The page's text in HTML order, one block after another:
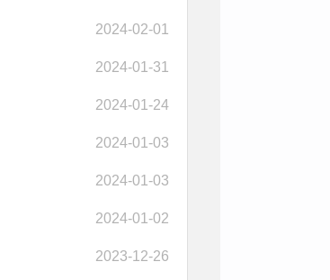
2024-02-01
2024-01-31
2024-01-24
2024-01-03
2024-01-03
2024-01-02
2023-12-26